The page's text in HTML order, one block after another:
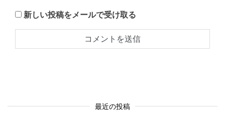
新しい投稿をメールで受け取る
最近の投稿